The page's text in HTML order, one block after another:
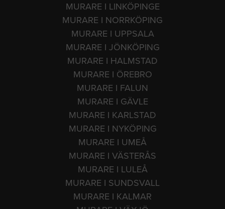
MURARE I LINKÖPINGE
MURARE I NORRKÖPING
MURARE I UPPSALA
MURARE I JÖNKÖPING
MURARE I HALMSTAD
MURARE I ÖREBRO
MURARE I FALUN
MURARE I GÄVLE
MURARE I KARLSTAD
MURARE I NYKÖPING
MURARE I UMEÅ
MURARE I VÄSTERÅS
MURARE I LULEÅ
MURARE I SUNDSVALL
MURARE I KALMAR